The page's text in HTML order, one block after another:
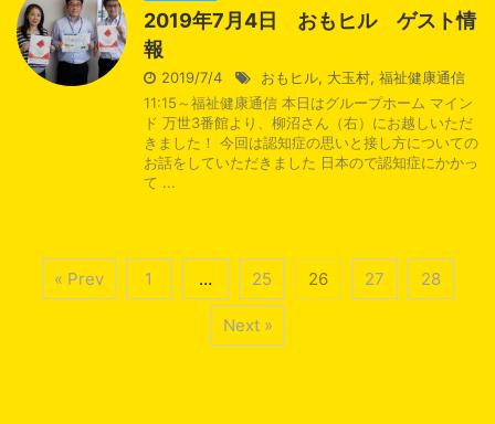
2019年7月4日 おもヒル ゲスト情
報
2019/7/4 おもヒル, 大玉村, 福祉健康通信
11:15～福祉健康通信 本日はグループホーム マイン
ド 万世3番館より、柳沼さん（右）にお越しいただ
きました！ 今回は認知症の思いと接し方についての
お話をしていただきました 日本ので認知症にかかっ
て ...
« Prev 1 … 25 26 27 28
Next »